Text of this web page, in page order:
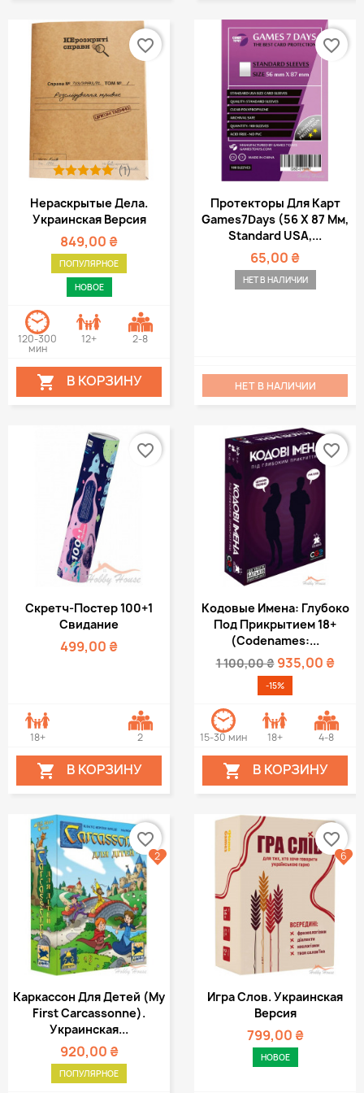
Нераскрытые Дела.
Украинская Версия
849,00 ₴
(1)
ПОПУЛЯРНОЕ
НОВОЕ
120-300
мин
12+ 2-8
 В КОРЗИНУ
favorite_border
Протекторы Для Карт
Games7Days (56 Х 87 Мм,
Standard USA,...
65,00 ₴
НЕТ В НАЛИЧИИ
НЕТ В НАЛИЧИИ
favorite_border
Скретч-Постер 100+1
Свидание
499,00 ₴
18+ 2
 В КОРЗИНУ
favorite_border
Кодовые Имена: Глубоко
Под Прикрытием 18+
(Codenames:...
1 100,00 ₴ 935,00 ₴
-15%
15-30 мин 18+ 4-8
 В КОРЗИНУ
favorite_border
Каркассон Для Детей (My
First Carcassonne).
Украинская...
920,00 ₴
ПОПУЛЯРНОЕ
favorite_border
2
Игра Слов. Украинская
Версия
799,00 ₴
НОВОЕ
favorite_border
6